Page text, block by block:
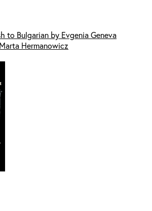
to Bulgarian by Evgenia Geneva
Hermanowicz